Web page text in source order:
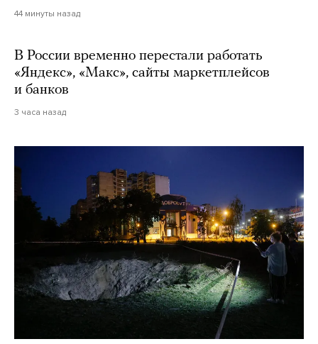
44 минуты назад
В России временно перестали работать
«Яндекс», «Макс», сайты маркетплейсов
и банков
3 часа назад